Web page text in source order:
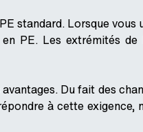
standard. Lorsque vous
PE. Les extrémités
Du fait des
à cette exigence,